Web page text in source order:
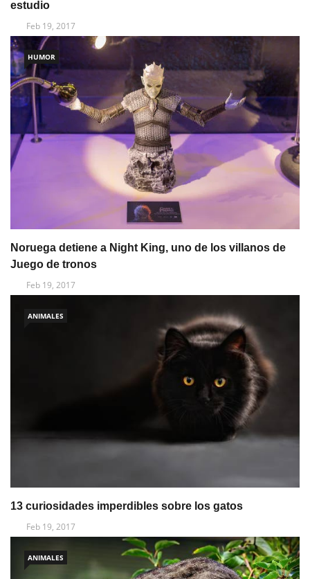
estudio
Feb 19, 2017
HUMOR
Noruega detiene a Night King, uno de los villanos de
Juego de tronos
Feb 19, 2017
ANIMALES
13 curiosidades imperdibles sobre los gatos
Feb 19, 2017
ANIMALES